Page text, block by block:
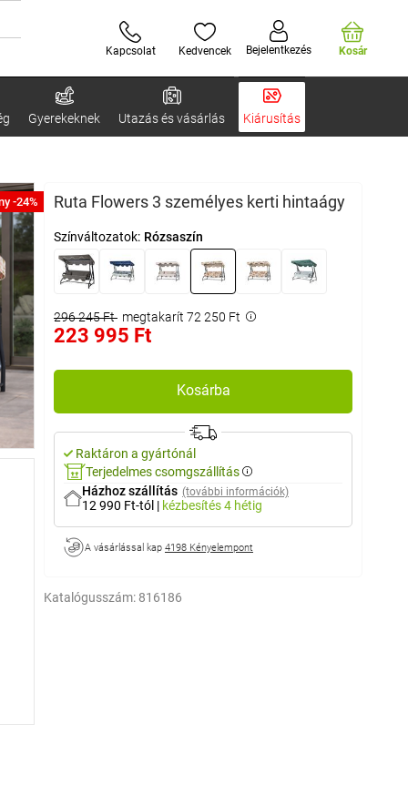
Kapcsolat Kedvencek Bejelentkezés Kosár
Gyerekeknek Utazás és vásárlás Kiárusítás
-24% Ruta Flowers 3 személyes kerti hintaágy
Színváltozatok: Rózsaszín
296 245 Ft megtakarít 72 250 Ft
223 995 Ft
Kosárba
Raktáron a gyártónál
Terjedelmes csomgszállítás
Házhoz szállítás (további információk)
12 990 Ft-tól | kézbesítés4 hétig
A vásárlással kap 4198 Kényelempont
Katalógusszám: 816186